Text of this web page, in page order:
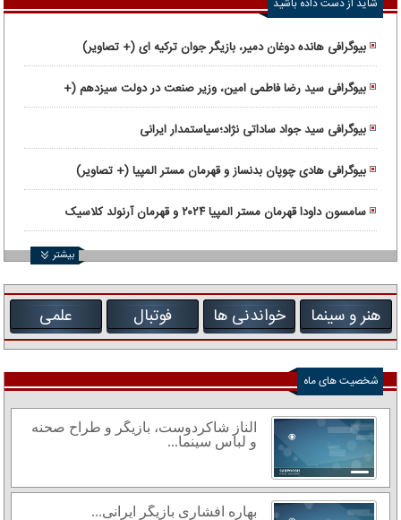
بیوگرافی هانده دوغان دمیر، بازیگر جوان ترکیه ای (+ تصاویر)
بیوگرافی سید رضا فاطمی امین، وزیر صنعت در دولت سیزدهم (+
تصاویر)
بیوگرافی سید جواد ساداتی ‌نژاد؛سیاستمدار ایرانی
بیوگرافی هادی چوپان بدنساز و قهرمان مستر المپیا (+ تصاویر)
سامسون داودا قهرمان مستر المپیا ۲۰۲۴ و قهرمان آرنولد کلاسیک
۲۰۲۳
بیشتر
هنر و سینما خواندنی ها فوتبال علمی
شخصیت های ماه
الناز شاکردوست، بازیگر و طراح صحنه
و لباس سینما...
بهاره افشاری بازیگر ایرانی...